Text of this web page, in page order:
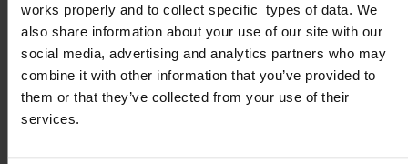
works properly and to collect specific types of data. We
also share information about your use of our site with our
social media, advertising and analytics partners who may
combine it with other information that you’ve provided to
them or that they’ve collected from your use of their
services.
Occlufast+, nową linię
silikonów A do
precyzyjnej i
dokładnej rejestracji